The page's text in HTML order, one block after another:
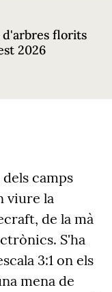
d'arbres florits
2026
dels camps
viure la
de la mà
S'ha
3:1 on els
mena de